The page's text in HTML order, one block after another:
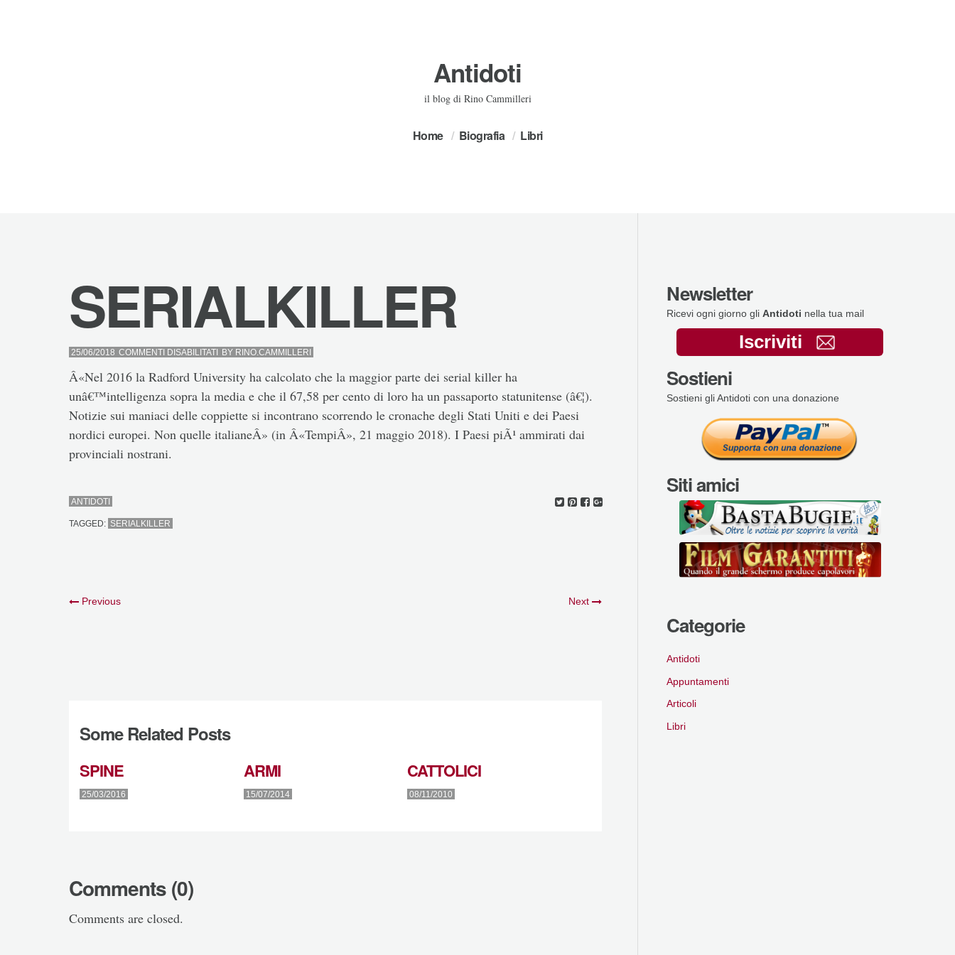
Antidoti
il blog di Rino Cammilleri
Home Biografia Libri
SERIALKILLER
25/06/2018 COMMENTI DISABILITATISUBY RINO.CAMMILLERI
Â«Nel 2016 la Radford University ha calcolato che la maggior parte dei serial killer ha
unâ€™intelligenza sopra la media e che il 67,58 per cento di loro ha un passaporto statunitense (â€¦).
Notizie sui maniaci delle coppiette si incontrano scorrendo le cronache degli Stati Uniti e dei Paesi
nordici europei. Non quelle italianeÂ» (in Â«TempiÂ», 21 maggio 2018). I Paesi piÃ¹ ammirati dai
provinciali nostrani.
ANTIDOTI
TAGGED: SERIALKILLER
Previous Next
Some Related Posts
SPINE
25/03/2016
ARMI
15/07/2014
CATTOLICI
08/11/2010
Comments (0)
Comments are closed.
Newsletter
Ricevi ogni giorno gli Antidoti nella tua mail
Iscriviti
Sostieni
Sostieni gli Antidoti con una donazione
Siti amici
Categorie
Antidoti
Appuntamenti
Articoli
Libri